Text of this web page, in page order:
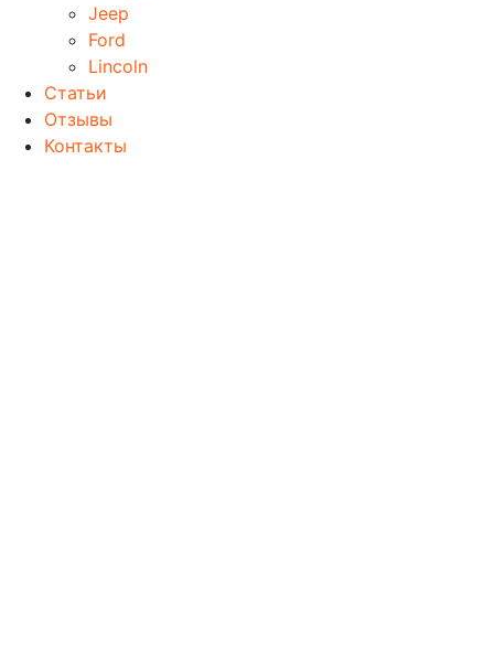
Jeep
Ford
Lincoln
Статьи
Отзывы
Контакты